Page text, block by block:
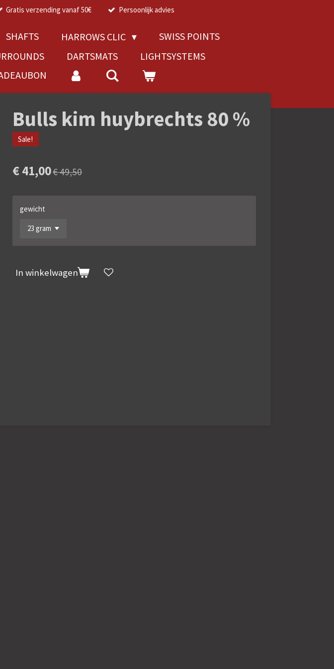
Gratis verzending vanaf 50€ Persoonlijk advies
SHAFTS HARROWS CLIC
SWISS POINTS
DARTSMATS
LIGHTSYSTEMS
Bulls kim huybrechts 80 %
Sale!
€ 41,00€ 49,50
gewicht
In winkelwagen